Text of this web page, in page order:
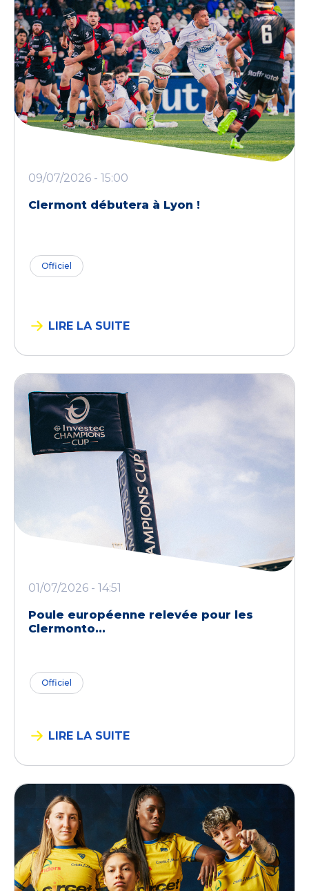
09/07/2026 - 15:00
Clermont débutera à Lyon !
Officiel
LIRE LA SUITE
01/07/2026 - 14:51
Poule européenne relevée pour les
Clermonto...
Officiel
LIRE LA SUITE